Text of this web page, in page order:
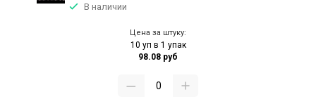
В наличии
Цена за штуку:
10 уп в 1 упак
98.08 руб